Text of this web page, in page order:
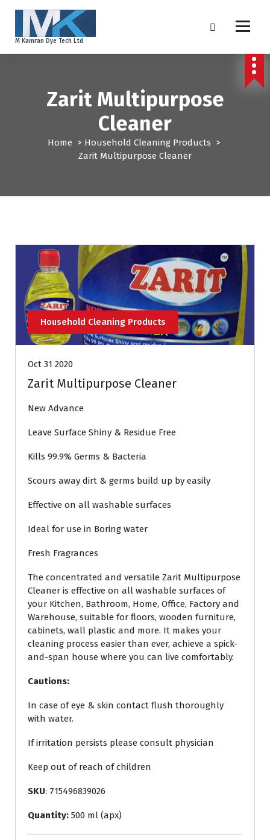
M Kamran Dye Tech Ltd
Zarit Multipurpose
Cleaner
Home > Household Cleaning Products >
Zarit Multipurpose Cleaner
Household Cleaning Products
Oct 31 2020
Zarit Multipurpose Cleaner
New Advance
Leave Surface Shiny & Residue Free
Kills 99.9% Germs & Bacteria
Scours away dirt & germs build up by easily
Effective on all washable surfaces
Ideal for use in Boring water
Fresh Fragrances
The concentrated and versatile Zarit Multipurpose
Cleaner is effective on all washable surfaces of
your Kitchen, Bathroom, Home, Office, Factory and
Warehouse, suitable for floors, wooden furniture,
cabinets, wall plastic and more. It makes your
cleaning process easier than ever, achieve a spick-
and-span house where you can live comfortably.
Cautions:
In case of eye & skin contact flush thoroughly
with water.
If irritation persists please consult physician
Keep out of reach of children
SKU: 715496839026
Quantity: 500 ml (apx)